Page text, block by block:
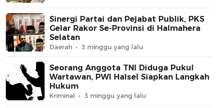
Sinergi Partai dan Pejabat Publik, PKS
Gelar Rakor Se-Provinsi di Halmahera
Selatan
Daerah 3 minggu yang lalu
Seorang Anggota TNI Diduga Pukul
Wartawan, PWI Halsel Siapkan Langkah
Hukum
Kriminal 3 minggu yang lalu